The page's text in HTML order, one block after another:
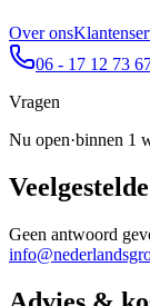
Over ons
06 - 17 12 73
Vragen
Nu open·binnen 1
Geen antwoord